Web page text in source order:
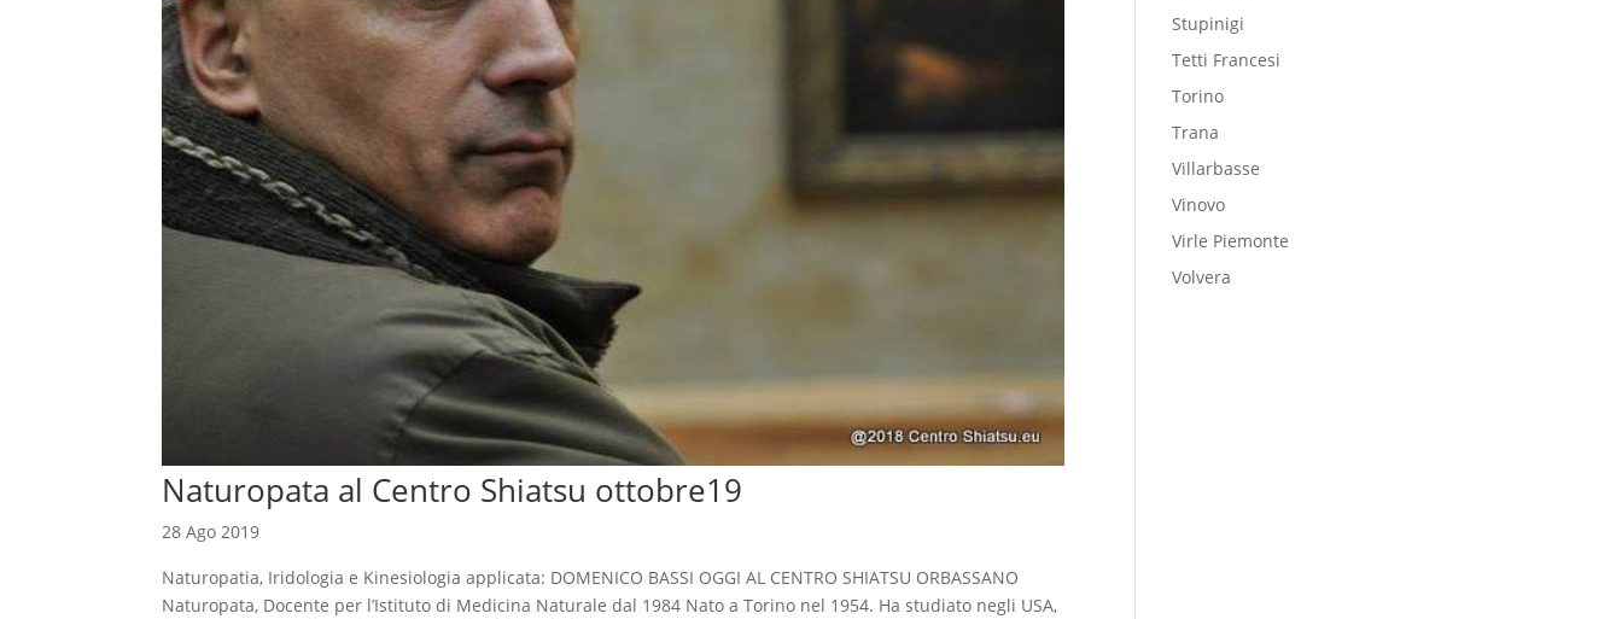
Naturopata al Centro Shiatsu ottobre19
28 Ago 2019
Naturopatia, Iridologia e Kinesiologia applicata: DOMENICO BASSI OGGI AL CENTRO SHIATSU ORBASSANO
Naturopata, Docente per l’Istituto di Medicina Naturale dal 1984 Nato a Torino nel 1954. Ha studiato negli USA,
Stupinigi
Tetti Francesi
Torino
Trana
Villarbasse
Vinovo
Virle Piemonte
Volvera